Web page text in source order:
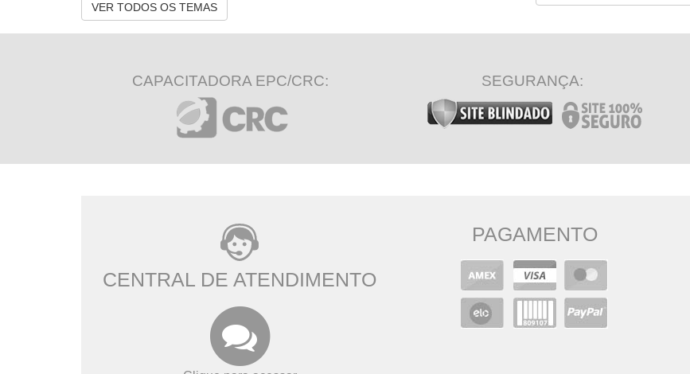
VER TODOS OS TEMAS
CAPACITADORA EPC/CRC: SEGURANÇA:
CENTRAL DE ATENDIMENTO
PAGAMENTO